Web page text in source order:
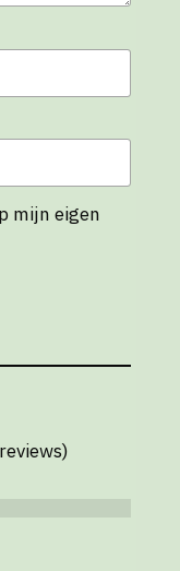
mijn eigen